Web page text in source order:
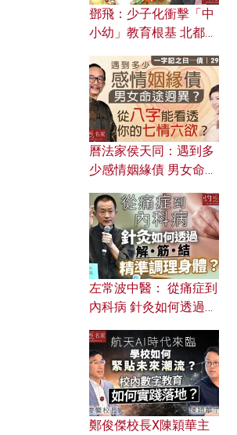
鄧飛：少子化衝擊「中
小幼」教育根基 北都如
曆法家侯天同：遇到多
少感情姻緣債 男女命途
的七情六欲？
左常波中醫： 從痛症到
內科病 針灸如何透過解
鄭俊傑校長X陳穎華主